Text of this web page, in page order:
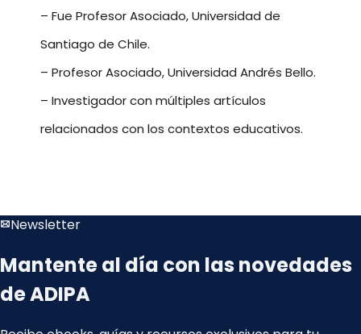
– Fue Profesor Asociado, Universidad de
Santiago de Chile.
– Profesor Asociado, Universidad Andrés Bello.
– Investigador con múltiples artículos
relacionados con los contextos educativos.